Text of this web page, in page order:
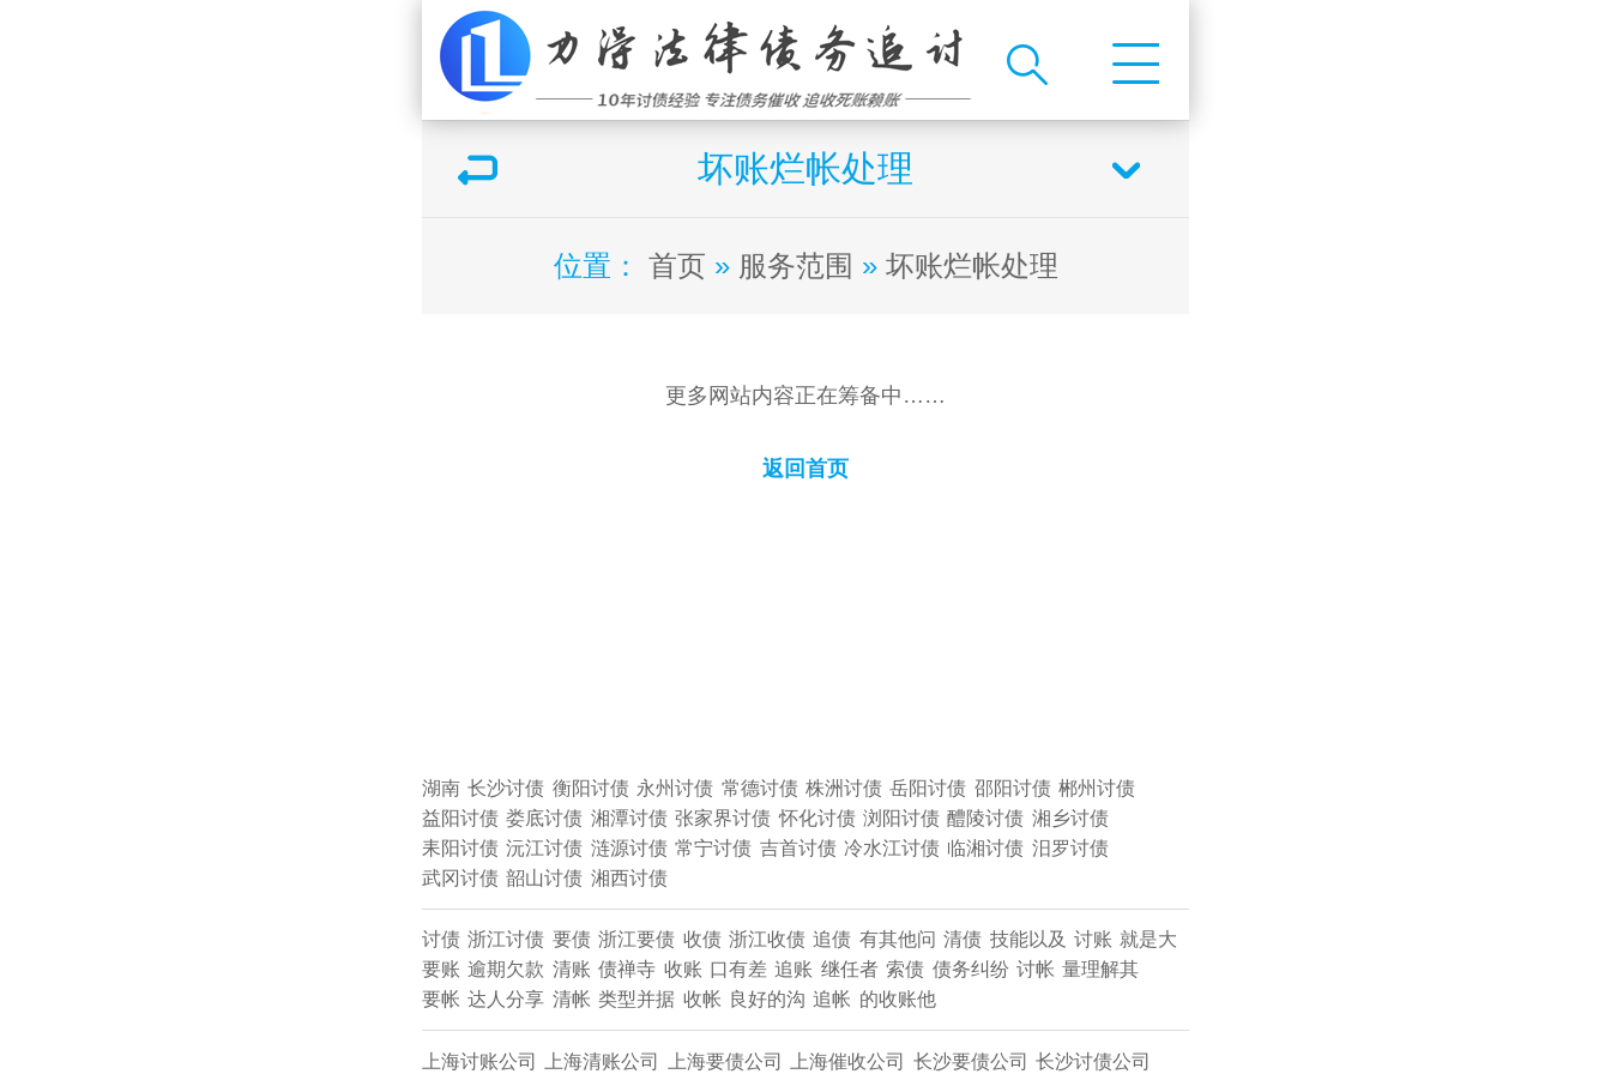
坏账烂帐处理
位置： 首页 » 服务范围 » 坏账烂帐处理
更多网站内容正在筹备中……
返回首页
湖南 长沙讨债 衡阳讨债 永州讨债 常德讨债 株洲讨债 岳阳讨债 邵阳讨债 郴州讨债
益阳讨债 娄底讨债 湘潭讨债 张家界讨债 怀化讨债 浏阳讨债 醴陵讨债 湘乡讨债
耒阳讨债 沅江讨债 涟源讨债 常宁讨债 吉首讨债 冷水江讨债 临湘讨债 汨罗讨债
武冈讨债 韶山讨债 湘西讨债
讨债 浙江讨债 要债 浙江要债 收债 浙江收债 追债 有其他问 清债 技能以及 讨账 就是大
要账 逾期欠款 清账 债禅寺 收账 口有差 追账 继任者 索债 债务纠纷 讨帐 量理解其
要帐 达人分享 清帐 类型并据 收帐 良好的沟 追帐 的收账他
上海讨账公司 上海清账公司 上海要债公司 上海催收公司 长沙要债公司 ​长沙讨债公司